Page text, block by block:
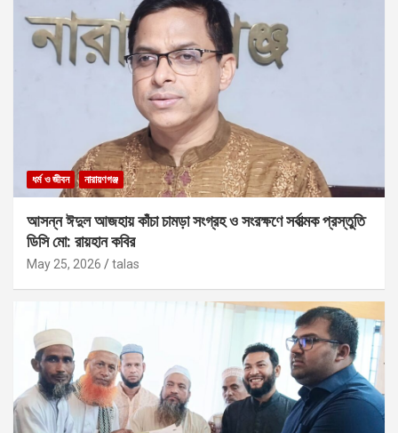
ধর্ম ও জীবন নারায়ণগঞ্জ
আসন্ন ঈদুল আজহায় কাঁচা চামড়া সংগ্রহ ও সংরক্ষণে সর্বাত্মক প্রস্তুতি
ডিসি মো: রায়হান কবির
May 25, 2026 talas